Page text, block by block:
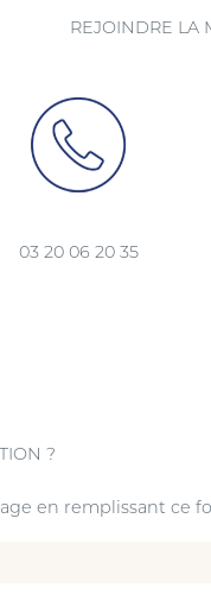
REJOINDRE LA
03 20 06 20 35
?
en remplissant ce